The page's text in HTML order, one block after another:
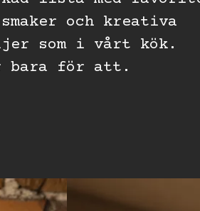
och kreativa
som i vårt kök.
bara för att.